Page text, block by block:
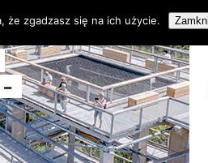
że zgadzasz się na ich użycie.